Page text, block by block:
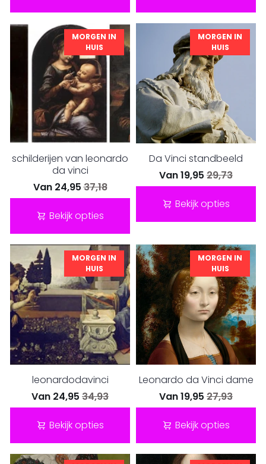
MORGEN IN
HUIS
schilderijen van leonardo
da vinci
Van 24,9537,18
Bekijk opties
MORGEN IN
HUIS
Da Vinci standbeeld
Van19,95 29,73
Bekijk opties
MORGEN IN
HUIS
leonardodavinci
Van 24,95 34,93
Bekijk opties
MORGEN IN
HUIS
Leonardo da Vinci dame
Van19,95 27,93
Bekijk opties